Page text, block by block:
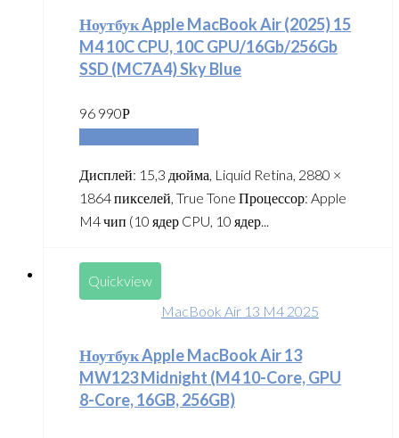
Ноутбук Apple MacBook Air (2025) 15
M4 10C CPU, 10C GPU/16Gb/256Gb
SSD (MC7A4) Sky Blue
96 990Р
Дисплей: 15,3 дюйма, Liquid Retina, 2880 ×
1864 пикселей, True Tone Процессор: Apple
M4 чип (10 ядер CPU, 10 ядер...
Quickview
MacBook Air 13 M4 2025
Ноутбук Apple MacBook Air 13
MW123 Midnight (M4 10-Core, GPU
8-Core, 16GB, 256GB)